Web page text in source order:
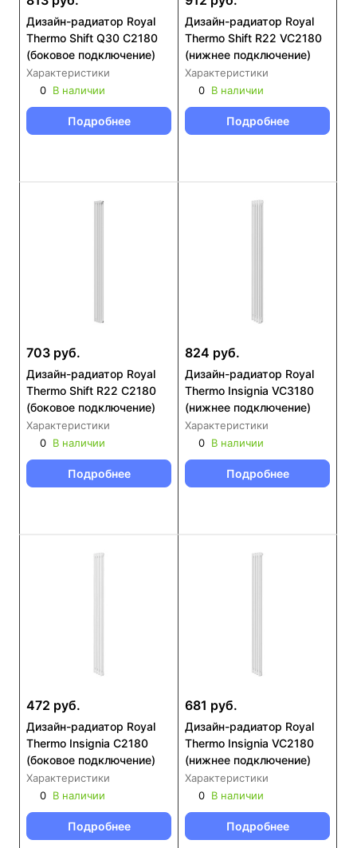
Дизайн-радиатор Royal
Thermo Shift Q30 C2180
(боковое подключение)
Характеристики
0 В наличии
Подробнее
Дизайн-радиатор Royal
Thermo Shift R22 VC2180
(нижнее подключение)
Характеристики
0 В наличии
Подробнее
703 руб.
Дизайн-радиатор Royal
Thermo Shift R22 C2180
(боковое подключение)
Характеристики
0 В наличии
Подробнее
824 руб.
Дизайн-радиатор Royal
Thermo Insignia VC3180
(нижнее подключение)
Характеристики
0 В наличии
Подробнее
472 руб.
Дизайн-радиатор Royal
Thermo Insignia C2180
(боковое подключение)
Характеристики
0 В наличии
Подробнее
681 руб.
Дизайн-радиатор Royal
Thermo Insignia VC2180
(нижнее подключение)
Характеристики
0 В наличии
Подробнее